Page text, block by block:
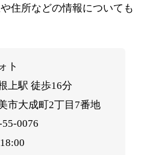
住所などの情報についても
ト
上駅 徒歩16分
市大成町2丁目7番地
0076